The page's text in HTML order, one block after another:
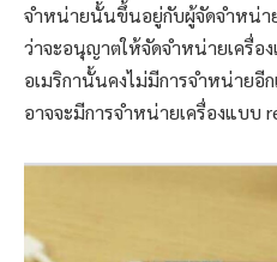
จำหน่ายนั้นขึ้นอยู่กับผู้จัดจำหน่า
ว่าจะอนุญาตให้จัดจำหน่ายเครื่อ
อเมริกานั้นคงไม่มีการจำหน่าย
อาจจะมีการจำหน่ายเครื่องแบบ